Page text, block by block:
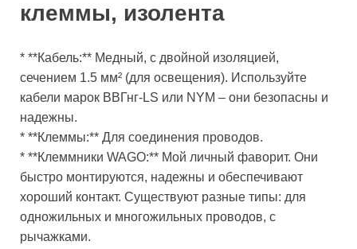
клеммы, изолента
* **Кабель:** Медный, с двойной изоляцией,
сечением 1.5 мм² (для освещения). Используйте
кабели марок ВВГнг-LS или NYM – они безопасны и
надежны.
* **Клеммы:** Для соединения проводов.
* **Клеммники WAGO:** Мой личный фаворит. Они
быстро монтируются, надежны и обеспечивают
хороший контакт. Существуют разные типы: для
одножильных и многожильных проводов, с
рычажками.